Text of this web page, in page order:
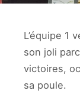
L’équipe 1
son joli
victoires,
sa poule.